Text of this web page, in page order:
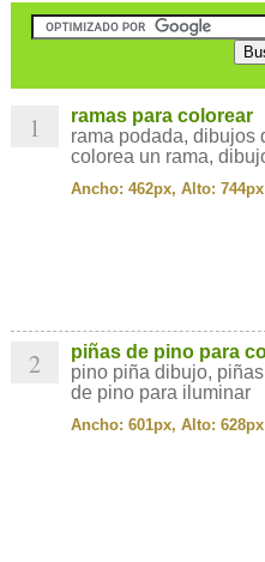
1
ramas para colorear
rama podada, dibujos
colorea un rama,
Ancho: 462px, Alto: 744px
2
piñas de pino para
pino piña dibujo,
de pino para iluminar
Ancho: 601px, Alto: 628px